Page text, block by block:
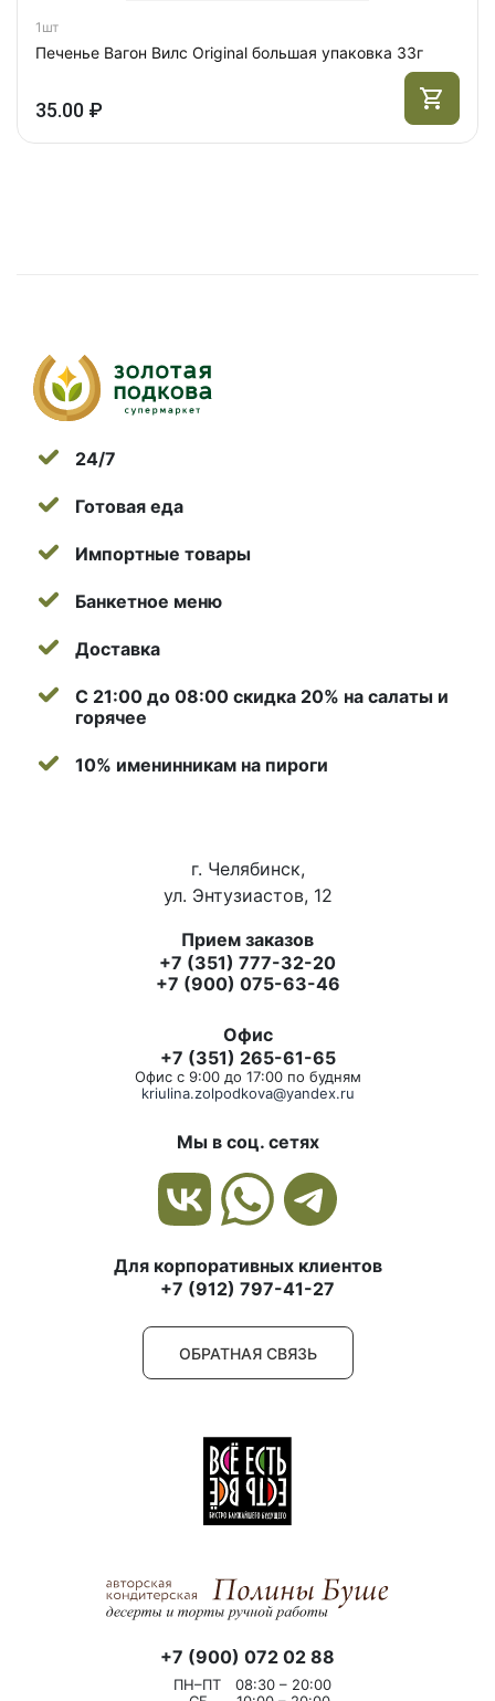
1шт
Печенье Вагон Вилс Original большая упаковка 33г
35.00 ₽
24/7
Готовая еда
Импортные товары
Банкетное меню
Доставка
С 21:00 до 08:00 скидка 20% на салаты и
горячее
10% именинникам на пироги
г. Челябинск,
ул. Энтузиастов, 12
Прием заказов
+7 (351) 777-32-20
+7 (900) 075-63-46
Офис
+7 (351) 265-61-65
Офис с 9:00 до 17:00 по будням
kriulina.zolpodkova@yandex.ru
Мы в соц. сетях
Для корпоративных клиентов
+7 (912) 797-41-27
ОБРАТНАЯ СВЯЗЬ
+7 (900) 072 02 88
ПН–ПТ
08:30 – 20:00